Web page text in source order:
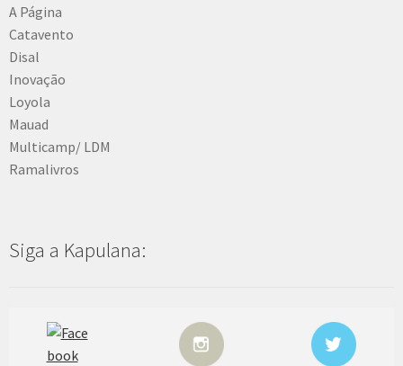
A Página
Catavento
Disal
Inovação
Loyola
Mauad
Multicamp/ LDM
Ramalivros
Siga a Kapulana: